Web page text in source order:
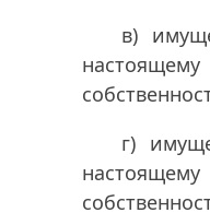
в)
г)